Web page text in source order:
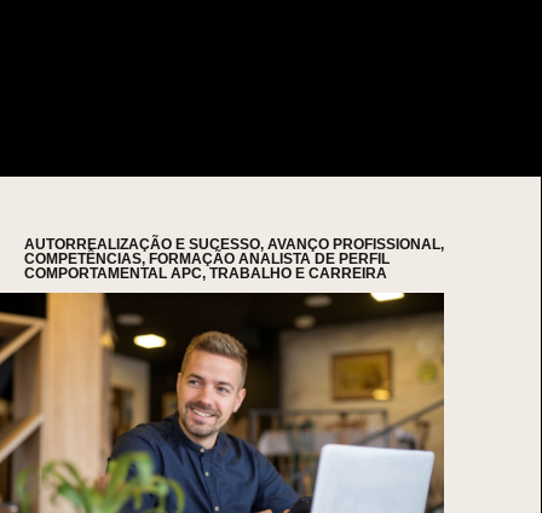
AUTORREALIZAÇÃO E SUCESSO, AVANÇO PROFISSIONAL,
COMPETÊNCIAS, FORMAÇÃO ANALISTA DE PERFIL
COMPORTAMENTAL APC, TRABALHO E CARREIRA